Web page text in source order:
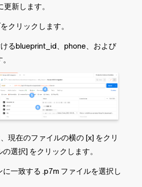
新します。
クリックします。
けるblueprint_id、phone、および
現在のファイルの横の [x] をクリ
選択] をクリックします。
に一致する .p7m ファイルを選択し